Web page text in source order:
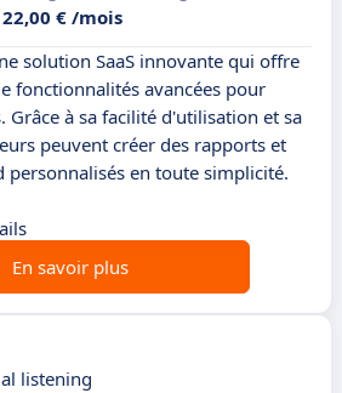
22,00 € /mois
solution SaaS innovante qui offre
fonctionnalités avancées pour
Grâce à sa facilité d'utilisation et sa
peuvent créer des rapports et
personnalisés en toute simplicité.
En savoir plus
listening